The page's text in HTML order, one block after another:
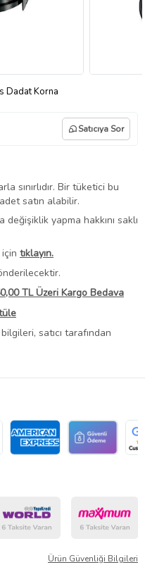
Dadat Korna
Satıcıya Sor
sınırlıdır. Bir tüketici bu
satın alabilir.
yapma hakkını saklı
tıklayın.
TL Üzeri Kargo Bedava
satıcı tarafından
Ürün Güvenliği Bilgileri